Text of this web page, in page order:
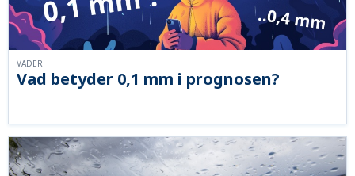
Vad betyder 0,1 mm i prognosen?
VÄDER